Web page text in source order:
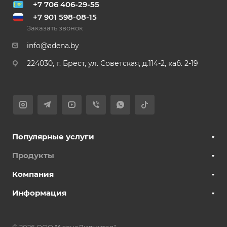
+7 706 406-29-55
+7 901 598-08-15
Заказать звонок
info@adena.by
224030, г. Брест, ул. Советская, д.114-2, каб. 2-19
Популярные услуги
Продукты
Компания
Информация